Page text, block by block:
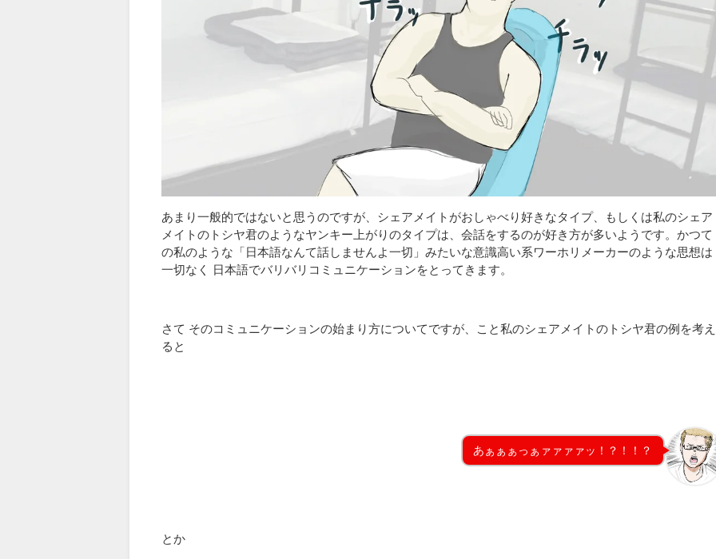
あまり一般的ではないと思うのですが、シェアメイトがおしゃべり好きなタイプ、もしくは私のシェア
メイトのトシヤ君のようなヤンキー上がりのタイプは、会話をするのが好き方が多いようです。かつて
の私のような「日本語なんて話しませんよ一切」みたいな意識高い系ワーホリメーカーのような思想は
一切なく 日本語でバリバリコミュニケーションをとってきます。
さて そのコミュニケーションの始まり方についてですが、こと私のシェアメイトのトシヤ君の例を考え
ると
あぁぁぁっぁァァァァッ！？！！？
とか